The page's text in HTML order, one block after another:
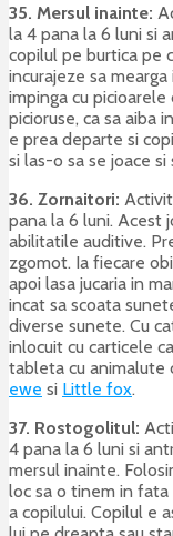
35. Mersul inainte:
la 4 pana la 6 luni si
copilul pe burtica pe
incurajeze sa
impinga cu
picioruse, ca sa aiba
e prea departe si
si las-o sa se joace
36. Zornaitori:
pana la 6 luni. Acest
abilitatile auditive.
zgomot. Ia fiecare
apoi lasa jucaria in
incat sa scoata
diverse sunete. Cu
inlocuit cu carticele
tableta cu animalute
ewe si Little fox.
37. Rostogolitul:
4 pana la 6 luni si
mersul inainte.
loc sa o tinem in
a copilului. Copilul e